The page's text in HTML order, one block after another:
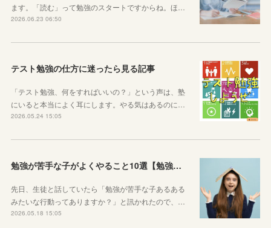
ます。「読む」って勉強のスタートですからね。ほ…
2026.06.23 06:50
テスト勉強の仕方に迷ったら見る記事
「テスト勉強、何をすればいいの？」という声は、塾
にいると本当によく耳にします。やる気はあるのに…
2026.05.24 15:05
勉強が苦手な子がよくやること10選【勉強苦手あるある】
先日、生徒と話していたら「勉強が苦手な子あるある
みたいな行動ってありますか？」と訊かれたので、…
2026.05.18 15:05